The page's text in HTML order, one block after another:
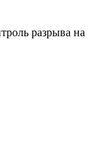
разрыва на